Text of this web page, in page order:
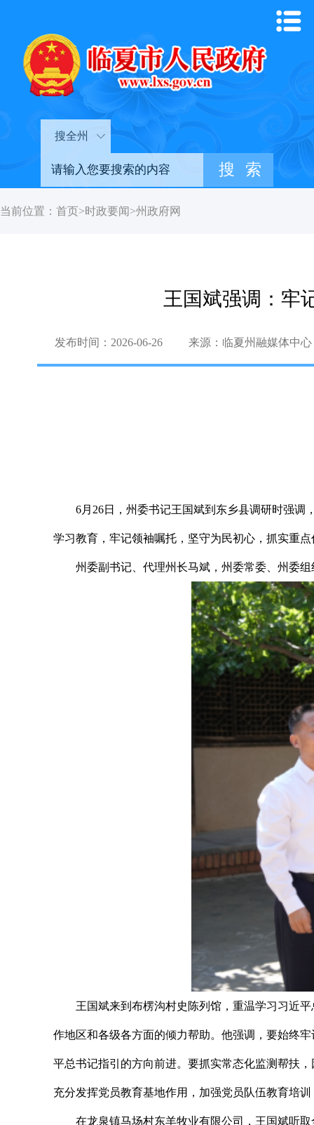
搜全州
当前位置： 首页>时政要闻 >州政府网
王国斌强调：牢
发布时间：2026-06-26 来源：临夏州融媒体中心
6月26日，州委书记王国斌到东乡县调研时强
学习教育，牢记领袖嘱托，坚守为民初心，抓实重
州委副书记、代理州长马斌，州委常委、州委
王国斌来到布楞沟村史陈列馆，重温学习习近
作地区和各级各方面的倾力帮助。他强调，要始终
平总书记指引的方向前进。要抓实常态化监测帮扶
充分发挥党员教育基地作用，加强党员队伍教育培
在龙泉镇马场村东羊牧业有限公司，王国斌听